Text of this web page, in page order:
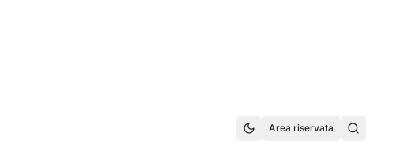
Area riservata